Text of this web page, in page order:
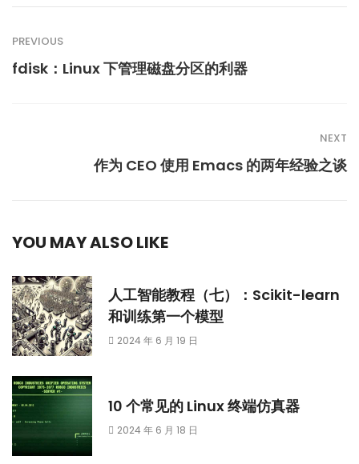
PREVIOUS
fdisk：Linux 下管理磁盘分区的利器
NEXT
作为 CEO 使用 Emacs 的两年经验之谈
YOU MAY ALSO LIKE
人工智能教程（七）：Scikit-learn
和训练第一个模型
2024 年 6 月 19 日
10 个常见的 Linux 终端仿真器
2024 年 6 月 18 日